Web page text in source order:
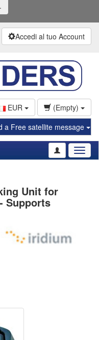
Accedi al tuo Account
EUR
(Empty)
a Free satellite message
Unit for
Supports